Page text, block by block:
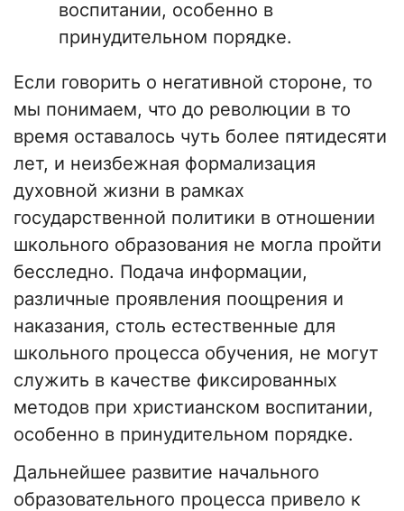
воспитании, особенно в
принудительном порядке.
Если говорить о негативной стороне, то
мы понимаем, что до революции в то
время оставалось чуть более пятидесяти
лет, и неизбежная формализация
духовной жизни в рамках
государственной политики в отношении
школьного образования не могла пройти
бесследно. Подача информации,
различные проявления поощрения и
наказания, столь естественные для
школьного процесса обучения, не могут
служить в качестве фиксированных
методов при христианском воспитании,
особенно в принудительном порядке.
Дальнейшее развитие начального
образовательного процесса привело к